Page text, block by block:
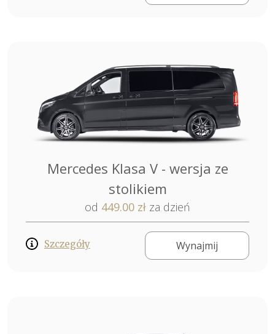
Mercedes Klasa V - wersja ze
stolikiem
od 449.00 zł za dzień
Szczegóły Wynajmij